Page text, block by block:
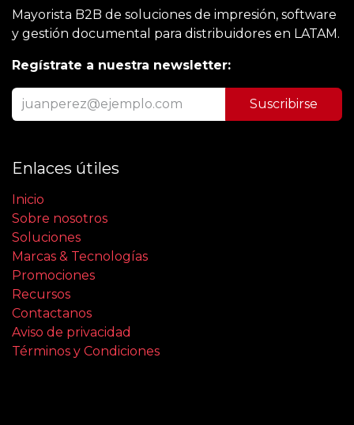
Mayorista B2B de soluciones de impresión, software
y gestión documental para distribuidores en LATAM.
Regístrate a nuestra newsletter:
Suscribirse
Enlaces útiles
Inicio
Sobre nosotros
Soluciones
Marcas & Tecnologías
Promociones
Recursos
Contactanos
Aviso de privacidad
Términos y Condiciones